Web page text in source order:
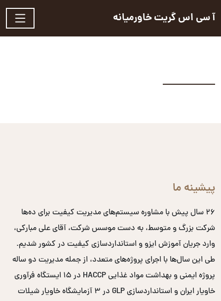
آ سی اس گریت خاورمیانه
پیشینه ما
۲۶ سال پیش با مشاوره سیستم‌های مدیریت کیفیت برای ده‌ها
شرکت بزرگ و متوسط، به دست موسس شرکت، آقای علی مبارکی،
وارد جریان آموزش ایزو و استانداردسازی کیفیت در کشور شدیم.
طی این سال‌ها با اجرای پروژه‌های متعدد، از جمله مدیریت دو ساله
پروژه ایمنی و بهداشت مواد غذایی HACCP در ۱۵ ایستگاه فرآوری
خاویار ایران و استانداردسازی GLP در ۳ آزمایشگاه خاویار شیلات